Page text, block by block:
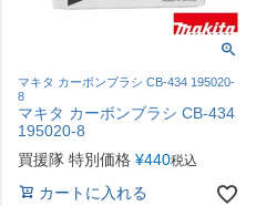
マキタ カーボンブラシ CB-434 195020-
8
マキタ カーボンブラシ CB-434
195020-8
買援隊 特別価格 ¥440税込
カートに入れる